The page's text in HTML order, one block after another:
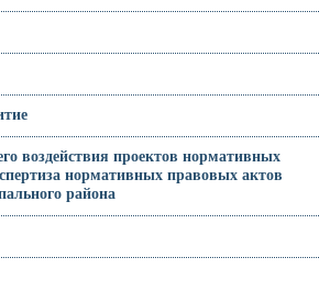
воздействия проектов нормативных
нормативных правовых актов
района